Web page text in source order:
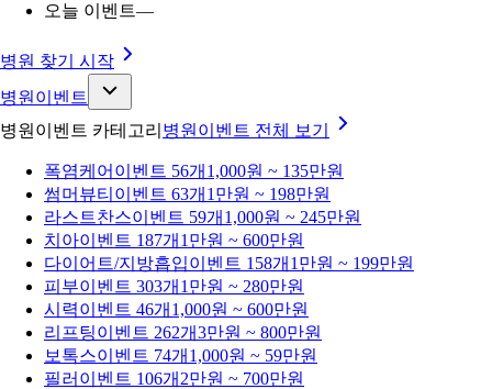
오늘 이벤트—
병원 찾기 시작
병원이벤트
병원이벤트 카테고리 병원이벤트 전체 보기
폭염케어 이벤트 56개 1,000원 ~ 135만원
썸머뷰티 이벤트 63개 1만원 ~ 198만원
라스트찬스이벤트 59개 1,000원 ~ 245만원
치아이벤트 187개 1만원 ~ 600만원
다이어트/지방흡입이벤트 158개 1만원 ~ 199만원
피부이벤트 303개 1만원 ~ 280만원
시력이벤트 46개 1,000원 ~ 600만원
리프팅이벤트 262개3만원 ~ 800만원
보톡스이벤트 74개 1,000원 ~ 59만원
필러 이벤트 106개 2만원 ~ 700만원